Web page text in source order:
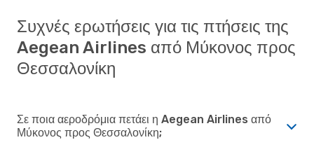
Συχνές ερωτήσεις για τις πτήσεις της
Aegean Airlines από Μύκονος προς
Θεσσαλονίκη
Σε ποια αεροδρόμια πετάει η Aegean Airlines από
Μύκονος προς Θεσσαλονίκη;